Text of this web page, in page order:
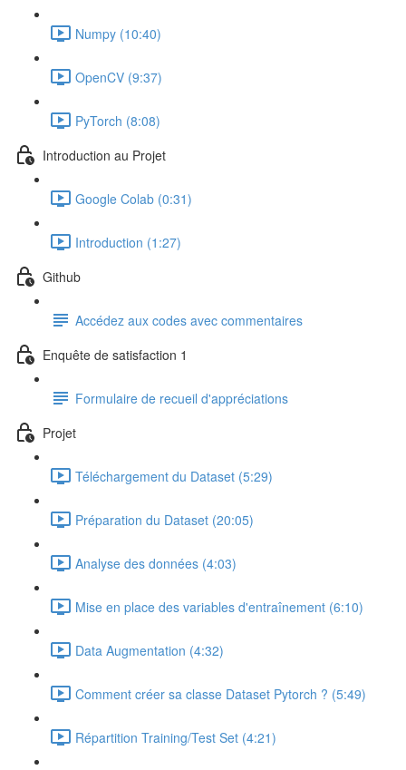
Numpy (10:40)
OpenCV (9:37)
PyTorch (8:08)
Introduction au Projet
Google Colab (0:31)
Introduction (1:27)
Github
Accédez aux codes avec commentaires
Enquête de satisfaction 1
Formulaire de recueil d'appréciations
Projet
Téléchargement du Dataset (5:29)
Préparation du Dataset (20:05)
Analyse des données (4:03)
Mise en place des variables d'entraînement (6:10)
Data Augmentation (4:32)
Comment créer sa classe Dataset Pytorch ? (5:49)
Répartition Training/Test Set (4:21)